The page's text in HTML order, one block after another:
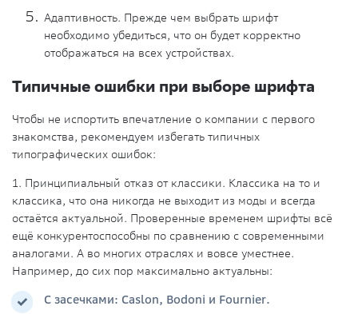
Адаптивность. Прежде чем выбрать шрифт
необходимо убедиться, что он будет корректно
отображаться на всех устройствах.
Типичные ошибки при выборе шрифта
Чтобы не испортить впечатление о компании с первого
знакомства, рекомендуем избегать типичных
типографических ошибок:
1. Принципиальный отказ от классики. Классика на то и
классика, что она никогда не выходит из моды и всегда
остаётся актуальной. Проверенные временем шрифты всё
ещё конкурентоспособны по сравнению с современными
аналогами. А во многих отраслях и вовсе уместнее.
Например, до сих пор максимально актуальны:
С засечками: Caslon, Bodoni и Fournier.